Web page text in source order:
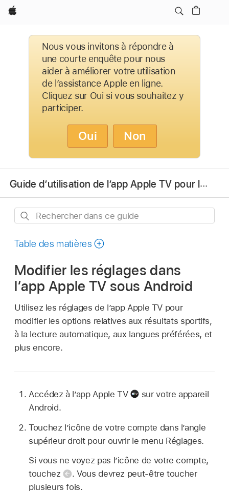
Apple
Nous vous invitons à répondre à
une courte enquête pour nous
aider à améliorer votre utilisation
de l’assistance Apple en ligne.
Cliquez sur Oui si vous souhaitez y
participer.
Oui Non
Guide d’utilisation de l’app Apple TV pour les appareils Android
Rechercher
ce
Table des matières
Modifier les réglages dans
l’app Apple TV sous Android
Utilisez les réglages de l’app Apple TV pour
modifier les options relatives aux résultats sportifs,
à la lecture automatique, aux langues préférées, et
plus encore.
Accédez à l’app Apple TV
sur votre appareil
Android.
Touchez l’icône de votre compte dans l’angle
supérieur droit pour ouvrir le menu Réglages.
Si vous ne voyez pas l’icône de votre compte,
touchez
.Vous devrez peut-être toucher
plusieurs fois.